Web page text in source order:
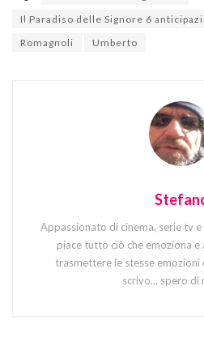
Il Paradiso delle Signore 6
Romagnoli
Umberto
Appassionato di cinema, serie tv
piace tutto ciò che emoziona e
trasmettere le stesse emozioni
scrivo... spero di